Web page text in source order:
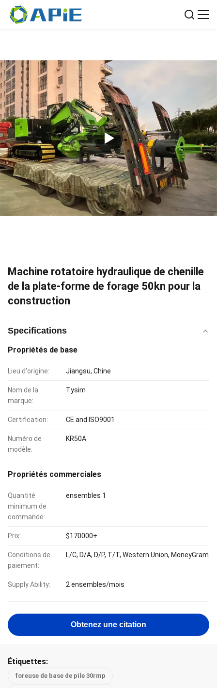
Machine rotatoire hydraulique de chenille
de la plate-forme de forage 50kn pour la
construction
Specifications
Propriétés de base
Lieu d'origine: Jiangsu, Chine
Nom de la
marque:
Tysim
Certification: CE and ISO9001
Numéro de
modèle:
KR50A
Propriétés commerciales
Quantité
minimum de
commande:
ensembles 1
Prix: $170000+
Conditions de
paiement:
L/C, D/A, D/P, T/T, Western Union, MoneyGram
Supply Ability: 2 ensembles/mois
Obtenez une citation
Étiquettes:
foreuse de base de pile 30rmp